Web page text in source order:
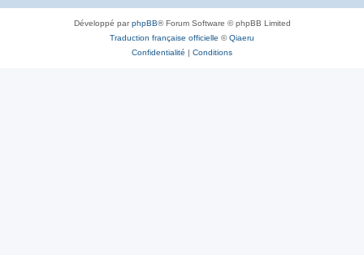
Développé parphpBB® Forum Software © phpBB Limited
Traduction française officielle ©Qiaeru
Confidentialité | Conditions